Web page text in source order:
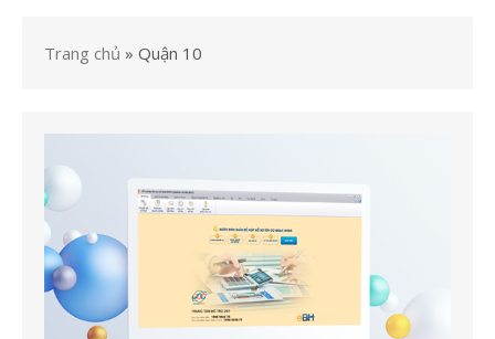
Trang chủ » Quận 10